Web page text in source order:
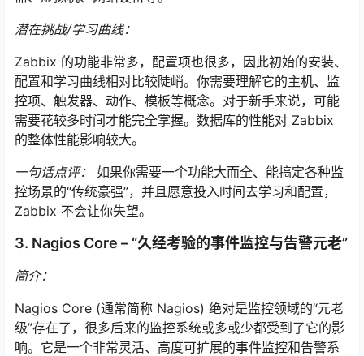
潜在挑战/学习曲线：
Zabbix 的功能非常多，配置项也很多，因此初始的安装、
配置和学习曲线相对比较陡峭。你需要理解它的主机、监
控项、触发器、动作、模板等概念。对于新手来说，可能
需要花较多时间才能完全掌握。数据库的性能对 Zabbix
的整体性能影响较大。
一句话点评：
如果你需要一个功能大而全、能搞定各种监
控场景的“传统豪强”，并且愿意投入时间去学习和配置，
Zabbix 不会让你失望。
3. Nagios Core – “久经考验的事件监控与告警元老”
简介：
Nagios Core (通常简称 Nagios) 绝对是监控领域的“元老
级”存在了，很多后来的监控系统或多或少都受到了它的影
响。它是一个非常灵活、高度可扩展的事件监控和告警系